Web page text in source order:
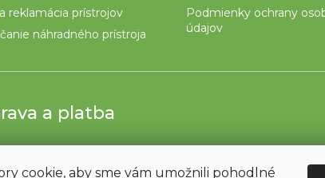
cookie, aby sme vám umožnili pohodlné
reklamácia prístrojov
náhradného prístroja
Podmienky ochrany
údajov
a platba